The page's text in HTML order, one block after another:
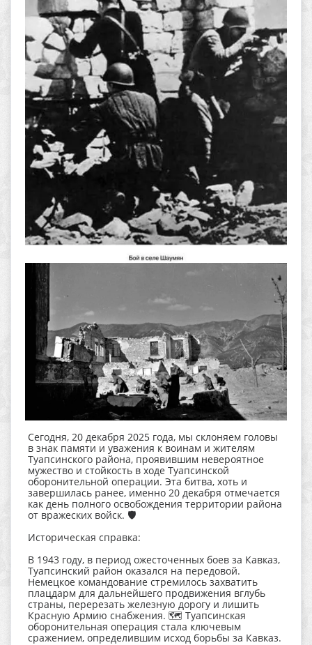
Сегодня, 20 декабря 2025 года, мы склоняем головы
в знак памяти и уважения к воинам и жителям
Туапсинского района, проявившим невероятное
мужество и стойкость в ходе Туапсинской
оборонительной операции. Эта битва, хоть и
завершилась ранее, именно 20 декабря отмечается
как день полного освобождения территории района
от вражеских войск. 🛡️
Историческая справка:
В 1943 году, в период ожесточенных боев за Кавказ,
Туапсинский район оказался на передовой.
Немецкое командование стремилось захватить
плацдарм для дальнейшего продвижения вглубь
страны, перерезать железную дорогу и лишить
Красную Армию снабжения. 🗺️ Туапсинская
оборонительная операция стала ключевым
сражением, определившим исход борьбы за Кавказ.